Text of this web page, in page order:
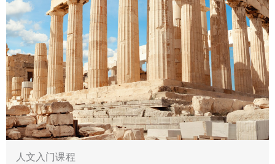
人文入门课程